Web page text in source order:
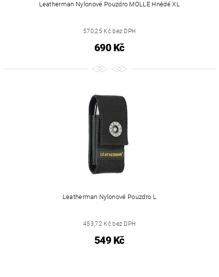
Leatherman Nylonové Pouzdro MOLLE Hnědé XL
570,25 Kč bez DPH
690 Kč
Leatherman Nylonové Pouzdro L
453,72 Kč bez DPH
549 Kč